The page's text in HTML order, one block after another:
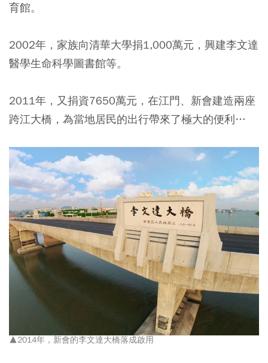
育館。
2002年，家族向清華大學捐1,000萬元，興建李文達
醫學生命科學圖書館等。
2011年，又捐資7650萬元，在江門、新會建造兩座
跨江大橋，為當地居民的出行帶來了極大的便利…
▲2014年，新會的李文達大橋落成啟用